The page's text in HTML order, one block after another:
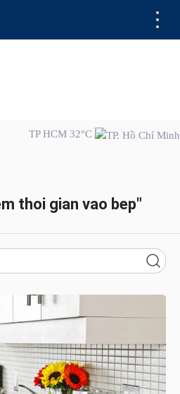
TP HCM 32°C
thoi gian vao bep"